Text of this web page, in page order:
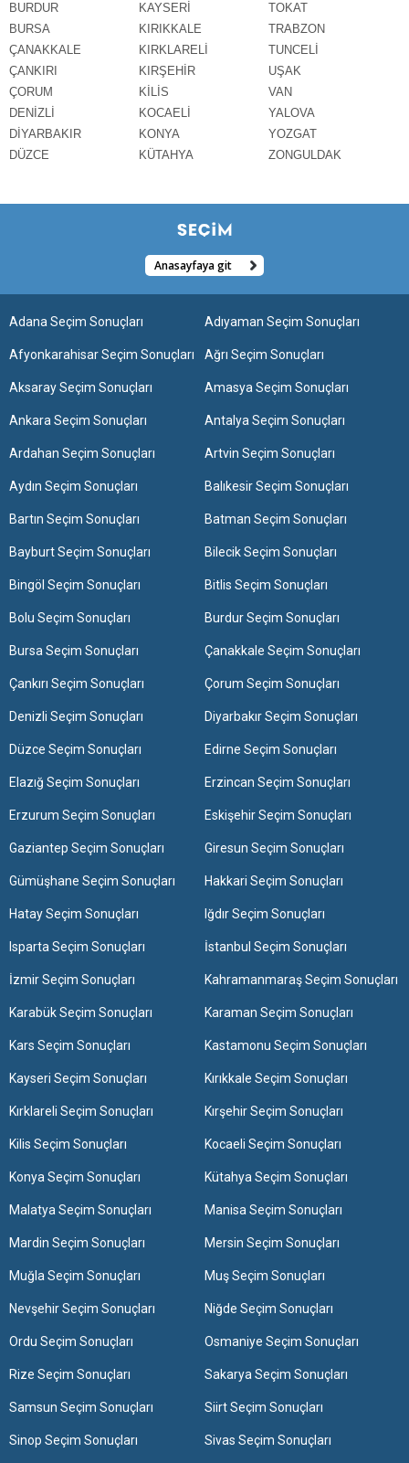
BURDUR
BURSA
ÇANAKKALE
ÇANKIRI
ÇORUM
DENİZLİ
DİYARBAKIR
DÜZCE
KAYSERİ
KIRIKKALE
KIRKLARELİ
KIRŞEHİR
KİLİS
KOCAELİ
KONYA
KÜTAHYA
TOKAT
TRABZON
TUNCELİ
UŞAK
VAN
YALOVA
YOZGAT
ZONGULDAK
Anasayfaya git
Adana Seçim Sonuçları Adıyaman Seçim Sonuçları
Afyonkarahisar Seçim Sonuçları Ağrı Seçim Sonuçları
Aksaray Seçim Sonuçları Amasya Seçim Sonuçları
Ankara Seçim Sonuçları Antalya Seçim Sonuçları
Ardahan Seçim Sonuçları Artvin Seçim Sonuçları
Aydın Seçim Sonuçları Balıkesir Seçim Sonuçları
Bartın Seçim Sonuçları Batman Seçim Sonuçları
Bayburt Seçim Sonuçları Bilecik Seçim Sonuçları
Bingöl Seçim Sonuçları Bitlis Seçim Sonuçları
Bolu Seçim Sonuçları Burdur Seçim Sonuçları
Bursa Seçim Sonuçları Çanakkale Seçim Sonuçları
Çankırı Seçim Sonuçları Çorum Seçim Sonuçları
Denizli Seçim Sonuçları Diyarbakır Seçim Sonuçları
Düzce Seçim Sonuçları Edirne Seçim Sonuçları
Elazığ Seçim Sonuçları Erzincan Seçim Sonuçları
Erzurum Seçim Sonuçları Eskişehir Seçim Sonuçları
Gaziantep Seçim Sonuçları Giresun Seçim Sonuçları
Gümüşhane Seçim Sonuçları Hakkari Seçim Sonuçları
Hatay Seçim Sonuçları Iğdır Seçim Sonuçları
Isparta Seçim Sonuçları İstanbul Seçim Sonuçları
İzmir Seçim Sonuçları Kahramanmaraş Seçim Sonuçları
Karabük Seçim Sonuçları Karaman Seçim Sonuçları
Kars Seçim Sonuçları Kastamonu Seçim Sonuçları
Kayseri Seçim Sonuçları Kırıkkale Seçim Sonuçları
Kırklareli Seçim Sonuçları Kırşehir Seçim Sonuçları
Kilis Seçim Sonuçları Kocaeli Seçim Sonuçları
Konya Seçim Sonuçları Kütahya Seçim Sonuçları
Malatya Seçim Sonuçları Manisa Seçim Sonuçları
Mardin Seçim Sonuçları Mersin Seçim Sonuçları
Muğla Seçim Sonuçları Muş Seçim Sonuçları
Nevşehir Seçim Sonuçları Niğde Seçim Sonuçları
Ordu Seçim Sonuçları Osmaniye Seçim Sonuçları
Rize Seçim Sonuçları Sakarya Seçim Sonuçları
Samsun Seçim Sonuçları Siirt Seçim Sonuçları
Sinop Seçim Sonuçları Sivas Seçim Sonuçları